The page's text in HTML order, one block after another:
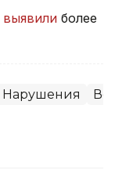
выявили более
Нарушения